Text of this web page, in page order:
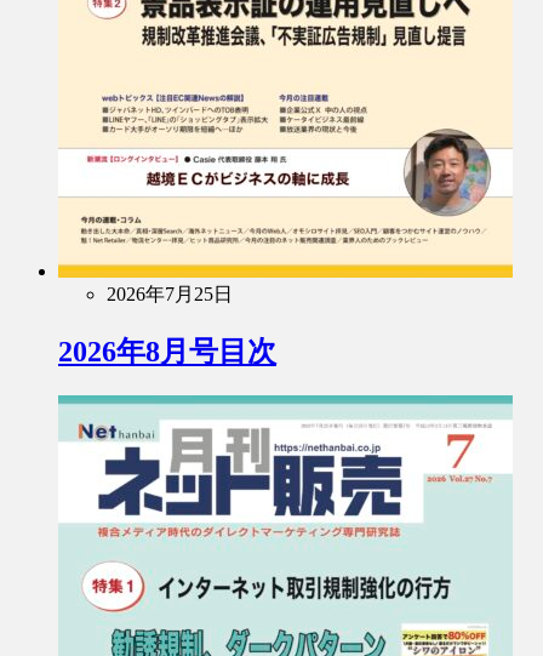
2026年7月25日
2026年8月号目次